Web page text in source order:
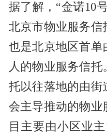
据了解，“金诺10
北京市物业服务信
也是北京地区首单
人的物业服务信
托以往落地的由街
会主导推动的物业
目主要由小区业